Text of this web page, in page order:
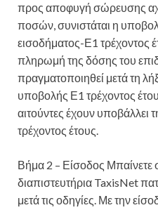
προς αποφυγή σώρευσης
ποσών, συνιστάται η
εισοδήματος-Ε1 τρέχοντος
πληρωμή της δόσης του
πραγματοποιηθεί μετά τη
υποβολής Ε1 τρέχοντος
αιτούντες έχουν
τρέχοντος έτους.
Βήμα 2 – Είσοδος Μπαίνετε
διαπιστευτήρια TaxisNet
μετά τις οδηγίες. Με την